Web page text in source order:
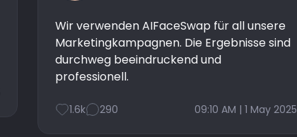
Wir verwenden AIFaceSwap für all unsere
Marketingkampagnen. Die Ergebnisse sind
durchweg beeindruckend und
professionell.
1.6k 290 09:10 AM | 1 May 2025